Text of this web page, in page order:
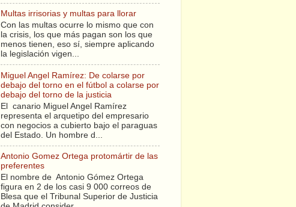
Multas irrisorias y multas para llorar
Con las multas ocurre lo mismo que con
la crisis, los que más pagan son los que
menos tienen, eso sí, siempre aplicando
la legislación vigen...
Miguel Angel Ramírez: De colarse por
debajo del torno en el fútbol a colarse por
debajo del torno de la justicia
El canario Miguel Angel Ramírez
representa el arquetipo del empresario
con negocios a cubierto bajo el paraguas
del Estado. Un hombre d...
Antonio Gomez Ortega protomártir de las
preferentes
El nombre de Antonio Gómez Ortega
figura en 2 de los casi 9 000 correos de
Blesa que el Tribunal Superior de Justicia